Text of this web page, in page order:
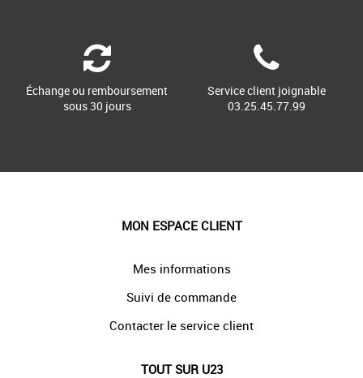
Échange ou remboursement
sous 30 jours
Service client joignable
03.25.45.77.99
MON ESPACE CLIENT
Mes informations
Suivi de commande
Contacter le service client
TOUT SUR U23